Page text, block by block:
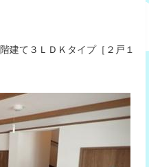
て３ＬＤＫタイプ［２戸１